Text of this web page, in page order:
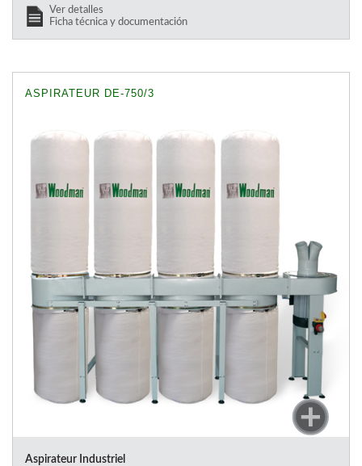
Ver detalles
Ficha técnica y documentación
ASPIRATEUR DE-750/3
Aspirateur Industriel